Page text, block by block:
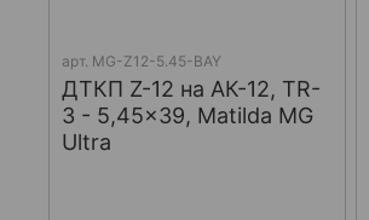
арт. MG-Z12-5.45-BAY
ДТКП Z-12 на АК-12, TR-
3 - 5,45x39, Matilda MG
Ultra